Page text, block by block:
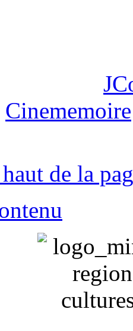
Cinememoire
de la